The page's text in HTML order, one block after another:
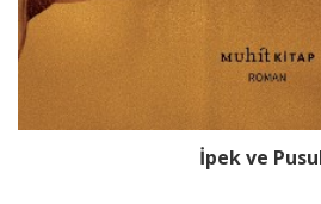
İpek ve